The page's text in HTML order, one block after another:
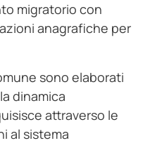
migratorio con
anagrafiche per
sono elaborati
dinamica
attraverso le
al sistema